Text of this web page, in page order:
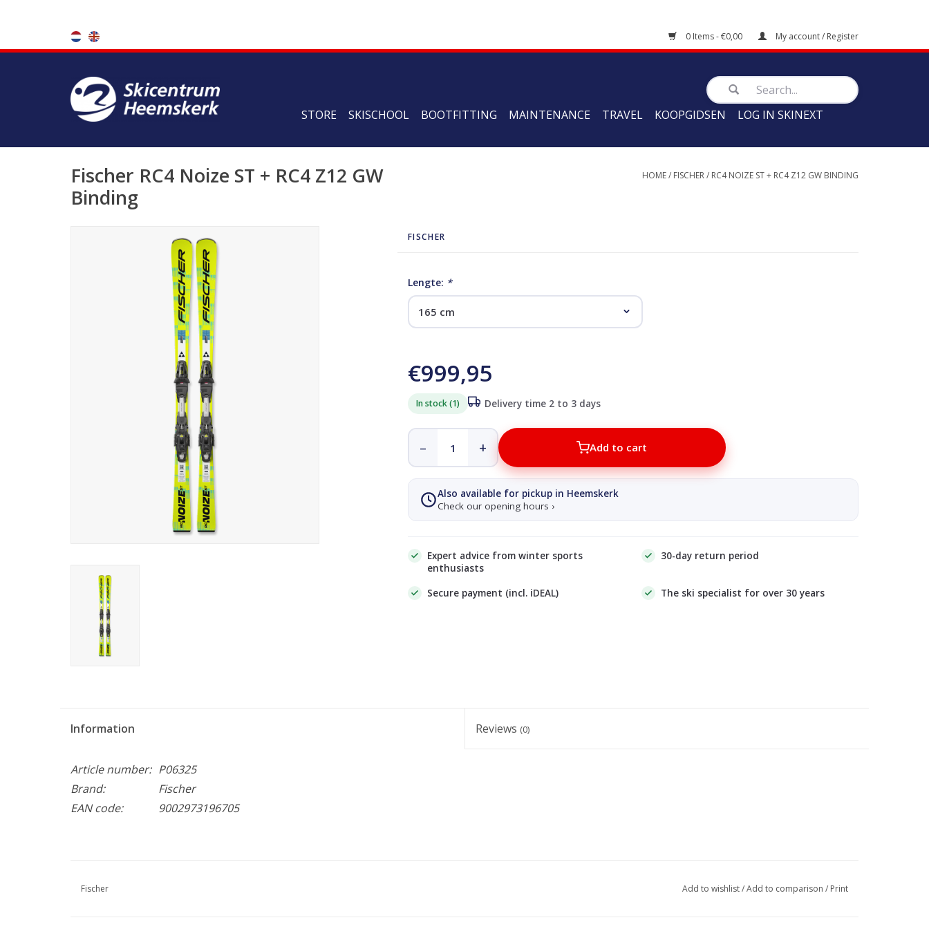
0 Items - €0,00 My account / Register
STORE SKISCHOOL BOOTFITTING MAINTENANCE TRAVEL KOOPGIDSEN LOG IN SKINEXT
Fischer RC4 Noize ST + RC4 Z12 GW
Binding
HOME/ FISCHER/ RC4 NOIZE ST + RC4 Z12 GW BINDING
FISCHER
Lengte: *
€999,95
In stock (1) Delivery time 2 to 3 days
– + Add to cart
Also available for pickup in Heemskerk
Check our opening hours ›
Expert advice from winter sports
enthusiasts
30-day return period
Secure payment (incl. iDEAL) The ski specialist for over 30 years
Information Reviews (0)
Article number: P06325
Brand:
Fischer
EAN code:
9002973196705
Fischer Add to wishlist/Add to comparison / Print